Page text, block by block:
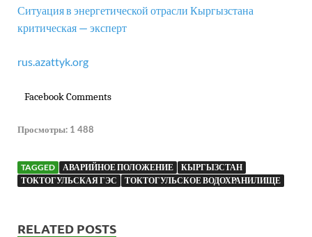
Ситуация в энергетической отрасли Кыргызстана
критическая — эксперт
rus.azattyk.org
Facebook Comments
Просмотры: 1 488
TAGGED АВАРИЙНОЕ ПОЛОЖЕНИЕ
КЫРГЫЗСТАН
ТОКТОГУЛЬСКАЯ ГЭС
ТОКТОГУЛЬСКОЕ ВОДОХРАНИЛИЩЕ
RELATED POSTS